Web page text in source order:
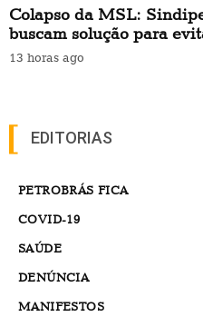
Colapso da MSL:
buscam solução para
13 horas ago
EDITORIAS
PETROBRÁS FICA
COVID-19
SAÚDE
DENÚNCIA
MANIFESTOS